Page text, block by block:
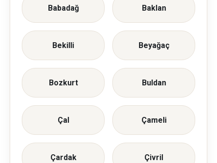
Babadağ Baklan
Bekilli Beyağaç
Bozkurt Buldan
Çal Çameli
Çardak Çivril